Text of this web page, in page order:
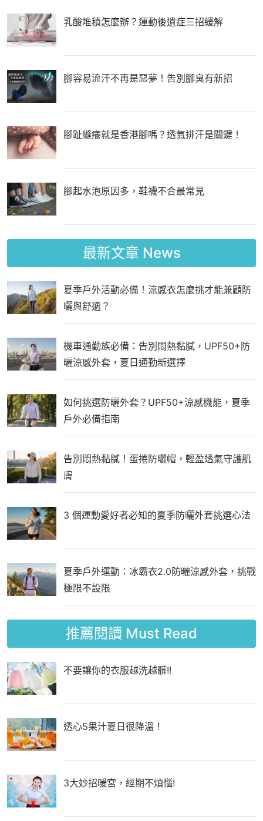
乳酸堆積怎麼辦？運動後遺症三招緩解
腳容易流汗不再是惡夢！吿別腳臭有新招
腳趾縫癢就是香港腳嗎？透氣排汗是關鍵！
腳起水泡原因多，鞋襪不合最常見
最新文章 News
夏季戶外活動必備！涼感衣怎麼挑才能兼顧防
曬與舒適？
機車通勤族必備：告別悶熱黏膩，UPF50+防
曬涼感外套，夏日通勤新選擇
如何挑選防曬外套？UPF50+涼感機能，夏季
戶外必備指南
告別悶熱黏膩！蛋捲防曬帽，輕盈透氣守護肌
膚
3 個運動愛好者必知的夏季防曬外套挑選心法
夏季戶外運動：冰霸衣2.0防曬涼感外套，挑戰
極限不設限
推薦閱讀 Must Read
不要讓你的衣服越洗越髒!!
透心5果汁夏日很降溫！
3大妙招暖宮，經期不煩惱!